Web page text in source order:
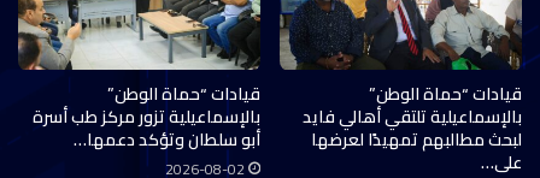
قيادات “حماة الوطن”
بالإسماعيلية تلتقي أهالي فايد
لبحث مطالبهم تمهيدًا لعرضها
على…
قيادات “حماة الوطن”
بالإسماعيلية تزور مركز طب أسرة
أبو سلطان وتؤكد دعمها…
2026-08-02